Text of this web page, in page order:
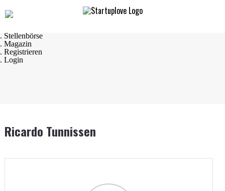
. Startseite
. Startups
. Stellenbörse
. Magazin
. Registrieren
. Login
Ricardo Tunnissen